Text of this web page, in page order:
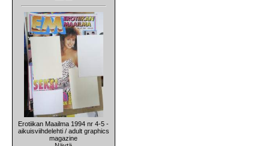
Erotiikan Maailma 1994 nr 4-5 -
aikuisviihdelehti / adult graphics
magazine